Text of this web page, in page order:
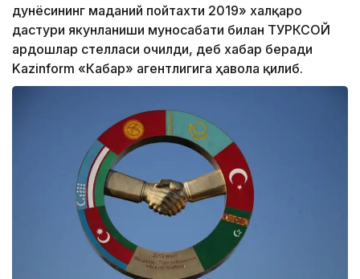
дунёсининг маданий пойтахти 2019» халқаро
дастури якунланиши муносабати билан ТУРКСОЙ
Қардошлар стелласи очилди, деб хабар беради
Kazinform «Кабар» агентлигига ҳавола қилиб.